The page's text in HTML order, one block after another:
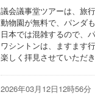
議会議事堂ツアーは、旅
動物園が無料で、パンダ
日本では混雑するので、
ワシントンは、ますます
楽しく拝見させていただ
2026年03月12日12時56分